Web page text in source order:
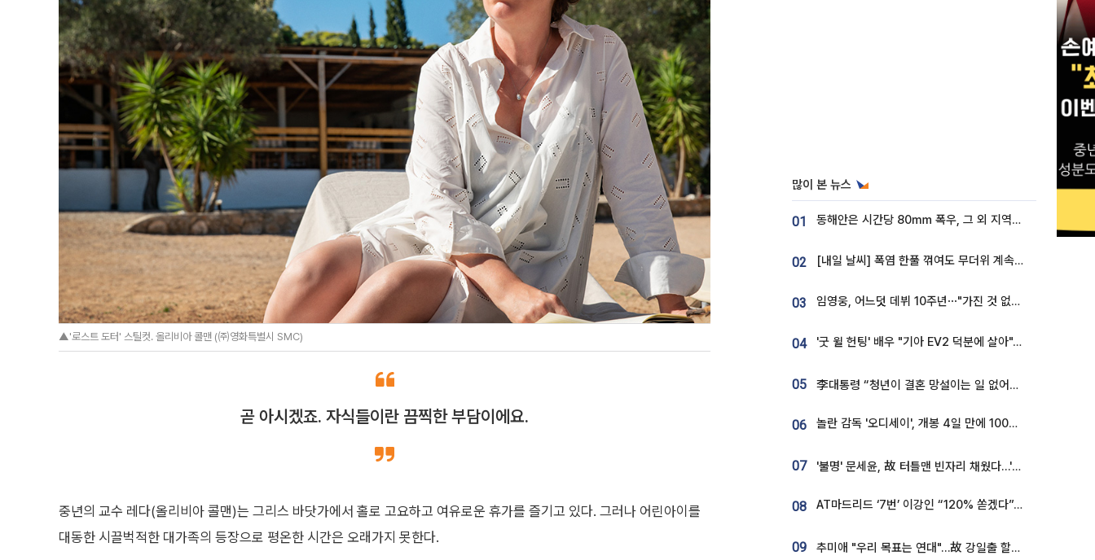
▲'로스트 도터' 스틸컷. 올리비아 콜맨 (㈜영화특별시 SMC)
곧 아시겠죠. 자식들이란 끔찍한 부담이에요.
중년의 교수 레다(올리비아 콜맨)는 그리스 바닷가에서 홀로 고요하고 여유로운 휴가를 즐기고 있다. 그러나 어린아이를
대동한 시끌벅적한 대가족의 등장으로 평온한 시간은 오래가지 못한다.
많이 본 뉴스
01 동해안은 시간당 80㎜ 폭우, 그 외 지역은 폭염…‘극과 극 날씨’
02 [내일 날씨] 폭염 한풀 꺾여도 무더위 계속⋯동해안 이틀 연속 비
03 임영웅, 어느덧 데뷔 10주년⋯"가진 것 없던 시절, 내 앞엔 20명의 팬뿐"
04 '굿 윌 헌팅' 배우 "기아 EV2 덕분에 살아"…교통사고 후 안전성 극찬
05 李대통령 “청년이 결혼 망설이는 일 없어야...제도상 불이익 조사”
06 놀란 감독 '오디세이', 개봉 4일 만에 100만 돌파⋯'왕사남' 보다 빠르다
07 '불명' 문세윤, 故 터틀맨 빈자리 채웠다…'거북이' 눈물의 최종 우승
08 AT마드리드 ‘7번’ 이강인 “120% 쏟겠다”⋯시메오네 감독 “필요한 선수”
09 추미애 "우리 목표는 연대"…故 강일출 할머니 흉상 제막